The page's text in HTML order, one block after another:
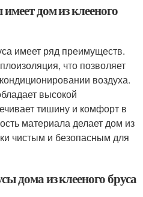
дом из клееного
имеет ряд преимуществ.
что позволяет
воздуха.
высокой
тишину и комфорт в
материала делает дом из
чистым и безопасным для
дома из клееного бруса